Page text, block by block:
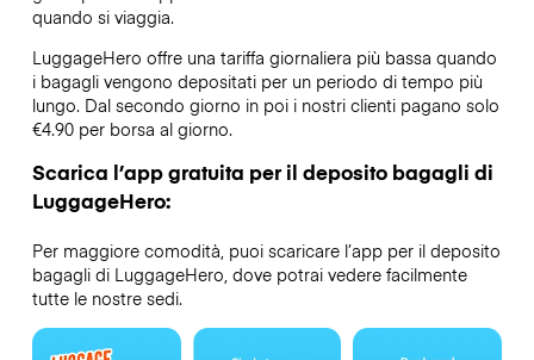
quando si viaggia.
LuggageHero offre una tariffa giornaliera più bassa quando
i bagagli vengono depositati per un periodo di tempo più
lungo. Dal secondo giorno in poi i nostri clienti pagano solo
€4.90 per borsa al giorno.
Scarica l’app gratuita per il deposito bagagli di
LuggageHero:
Per maggiore comodità, puoi scaricare l’app per il deposito
bagagli di LuggageHero, dove potrai vedere facilmente
tutte le nostre sedi.